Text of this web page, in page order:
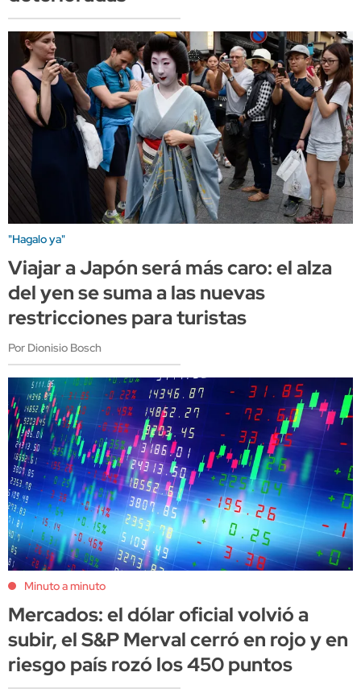
"Hagalo ya"
Viajar a Japón será más caro: el alza
del yen se suma a las nuevas
restricciones para turistas
Por Dionisio Bosch
Minuto a minuto
Mercados: el dólar oficial volvió a
subir, el S&P Merval cerró en rojo y en
riesgo país rozó los 450 puntos